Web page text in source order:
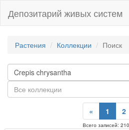
Депозитарий живых систем
Растения Коллекции Поиск
Все коллекции
« 1 2
Всего записей: